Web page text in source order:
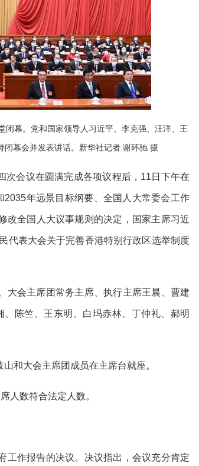
幕。党和国家领导人习近平、李克强、汪洋、王
幕会并发表讲话。新华社记者 谢环驰 摄
次会议在圆满完成各项议程后，11日下午在
2035年远景目标纲要、全国人大常委会工作
改全国人大议事规则的决定，国家主席习近
代表大会关于完善香港特别行政区选举制度
大会主席团常务主席、执行主席王晨、曹建
陈竺、王东明、白玛赤林、丁仲礼、郝明
和大会主席团成员在主席台就座。
人数符合法定人数。
工作报告的决议。决议指出，会议充分肯定